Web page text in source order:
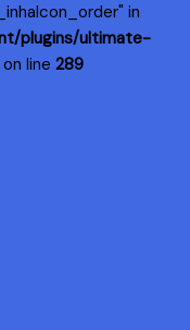
in
plugins/ultimate-
on line 289